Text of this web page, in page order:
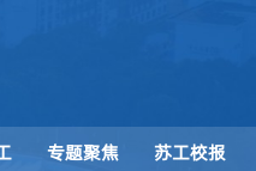
专题聚焦 苏工校报